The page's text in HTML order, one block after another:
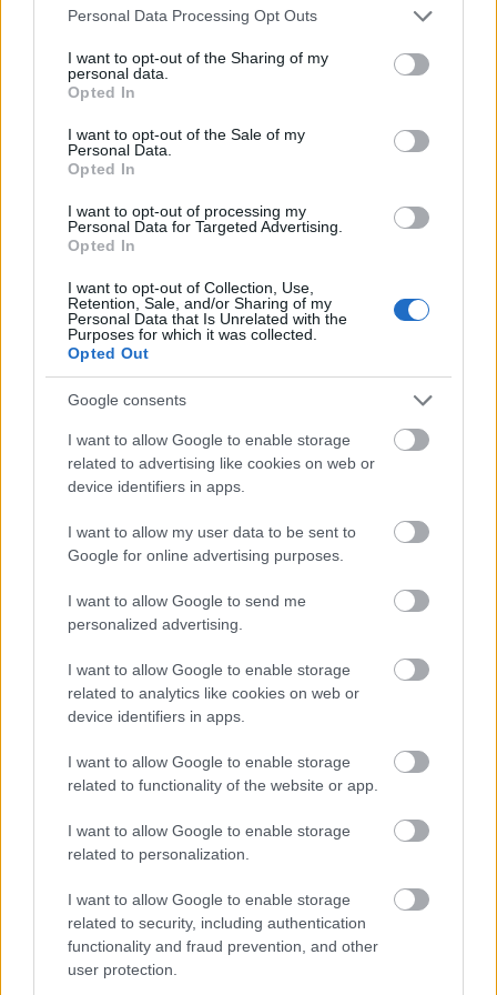
Please note that this website/app uses one or more Google
not limited to your visit or usage behaviour. You may click to
grant or deny consent to Google and its third-party tags to
use your data for below specified purposes in below Google
consent section.
Personal Data Processing Opt Outs
I want to opt-out of the Sharing of my
personal data.
Opted In
I want to opt-out of the Sale of my
Personal Data.
Opted In
I want to opt-out of processing my
Personal Data for Targeted Advertising.
Opted In
I want to opt-out of Collection, Use,
Retention, Sale, and/or Sharing of my
Personal Data that Is Unrelated with the
Purposes for which it was collected.
Opted Out
Google consents
I want to allow Google to enable storage
related to advertising like cookies on web or
device identifiers in apps.
I want to allow my user data to be sent to
Google for online advertising purposes.
I want to allow Google to send me
personalized advertising.
I want to allow Google to enable storage
related to analytics like cookies on web or
device identifiers in apps.
I want to allow Google to enable storage
related to functionality of the website or app.
I want to allow Google to enable storage
related to personalization.
I want to allow Google to enable storage
related to security, including authentication
functionality and fraud prevention, and other
user protection.
derelyegrádi szellem
@Félkupica_Fehér_Főnök
Számomra meglepetés, hogy Smuck Andor
megnősült, mert én azt hittem ő - ebből a
szempontból - eszdéeszes.
De az a felsőruházati termék, ami rajta figyel OMG!
derelyegrádi szellem
17 éve
@Seduxen:
ánuszrózsát, mitn neki van? :-)
Félkupica_Fehér_Főnök
@derelyegrádi szellem: Igazából a hölgyet és
boldogságot), nekem némi kétségem támadt azzal
kapcsolatban, hogy ez egy "szerelem-házasság".
csak ezért írkálok ilyeneket xD )
@Seduxen: nekem elég lenne egy társkártya a
bankszámlájához. xD Abból veszek két sarka katát is,
tesz-vesz